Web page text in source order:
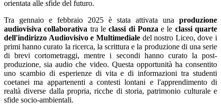
orientata alle sfide del futuro.
Tra gennaio e febbraio 2025 è stata attivata una produzione
audiovisiva collaborativa tra leclassi di Ponza e le classi quarte
dell'indirizzo Audiovisivo e Multimediale del nostro Liceo, dove i
primi hanno curato la ricerca, la scrittura e la produzione di una serie
di brevi cortometraggi, mentre i secondi hanno curato la post-
produzione, sia audio che video. Questa opportunità ha consentito
uno scambio di esperienze di vita e di informazioni tra studenti
coetanei ma appartenenti a contesti lontani e l'apprendimento di
realtà diverse dalla propria, ricche di storia, patrimonio culturale e
sfide socio-ambientali.